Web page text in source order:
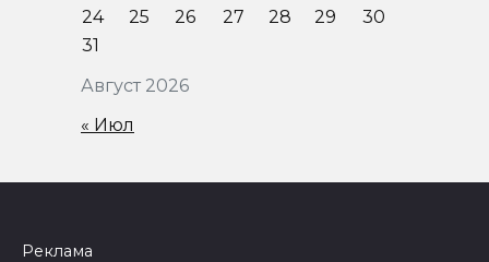
Август 2026
24
25 26 27 28 29
30
31
« Июл
Реклама